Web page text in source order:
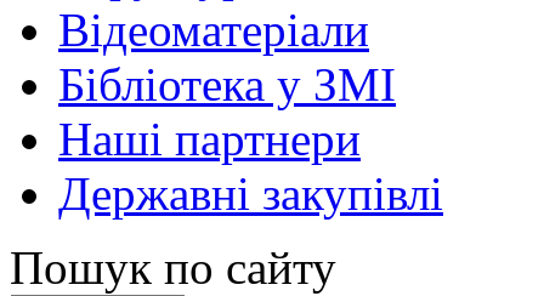
Відеоматеріали
Бібліотека у ЗМІ
Наші партнери
Державні закупівлі
Пошук по сайту